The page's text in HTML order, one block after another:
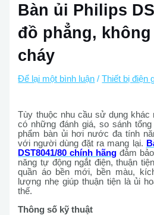
Bàn ủi Philips
đồ phẳng,
cháy
Để lại một bình luận /Thiết bị điện
Tùy thuộc nhu cầu sử dụng khác
có những đánh giá, so sánh
phẩm bàn ủi hơi nước đa tính
với người dùng đặt ra mang lại.
DST8041/80 chính hãng đảm
năng tự động ngắt điện, thuận
quần áo bền mới, bền màu,
lượng nhẹ giúp thuận tiện là ủi
thế.
Thông số kỹ thuật